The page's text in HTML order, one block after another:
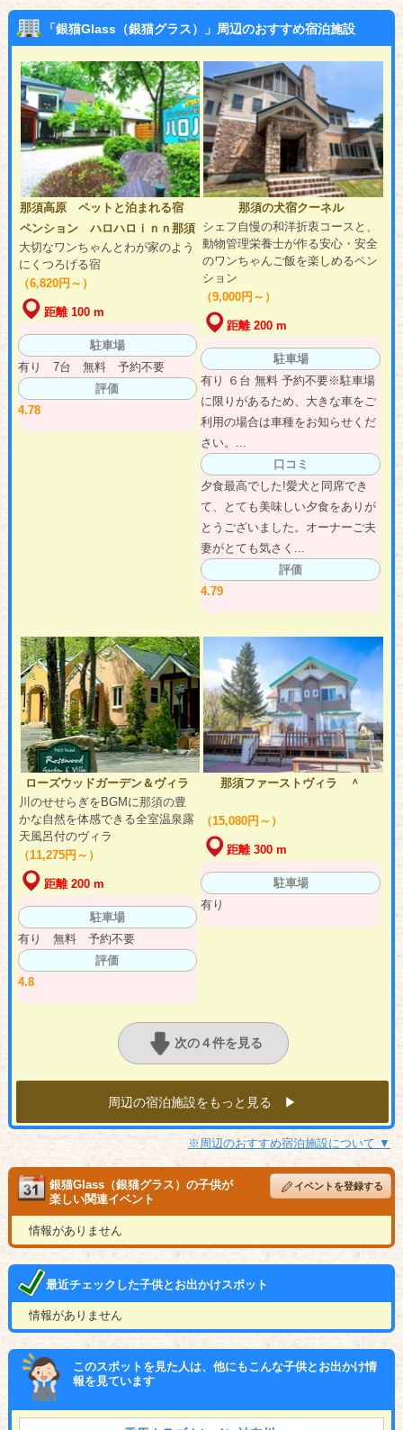
「銀猫Glass（銀猫グラス）」周辺のおすすめ宿泊施設
那須高原 ペットと泊まれる宿
ペンション ハロハロｉｎｎ那須
大切なワンちゃんとわが家のよう
にくつろげる宿
（6,820円～）
距離 100 m
駐車場
有り 7台 無料 予約不要
評価
4.78
那須の犬宿クーネル
シェフ自慢の和洋折衷コースと、
動物管理栄養士が作る安心・安全
のワンちゃんご飯を楽しめるペン
ション
（9,000円～）
距離 200 m
駐車場
有り ６台 無料 予約不要※駐車場
に限りがあるため、大きな車をご
利用の場合は車種をお知らせくだ
さい。...
口コミ
夕食最高でした!愛犬と同席でき
て、とても美味しい夕食をありが
とうございました。オーナーご夫
妻がとても気さく...
評価
4.79
ローズウッドガーデン＆ヴィラ
川のせせらぎをBGMに那須の豊
かな自然を体感できる全室温泉露
天風呂付のヴィラ
（11,275円～）
距離 200 m
駐車場
有り 無料 予約不要
評価
4.8
那須ファーストヴィラ ＾
（15,080円～）
距離 300 m
駐車場
有り
次の４件を見る
周辺の宿泊施設をもっと見る ▶︎
※周辺のおすすめ宿泊施設について ▼
銀猫Glass（銀猫グラス）の子供が
楽しい関連イベント
イベントを登録する
情報がありません
最近チェックした子供とお出かけスポット
情報がありません
このスポットを見た人は、他にもこんな子供とお出かけ情
報を見ています